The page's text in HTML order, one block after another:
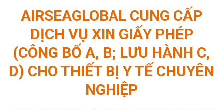
AIRSEAGLOBAL CUNG CẤP
DỊCH VỤ XIN GIẤY PHÉP
(CÔNG BỐ A, B; LƯU HÀNH C,
D) CHO THIẾT BỊ Y TẾ CHUYÊN
NGHIỆP